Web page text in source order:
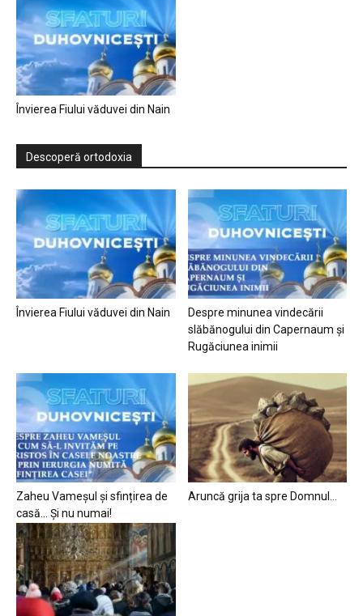
Învierea Fiului văduvei din Nain
Descoperă ortodoxia
Învierea Fiului văduvei din Nain
Despre minunea vindecării
slăbănogului din Capernaum și
Rugăciunea inimii
Zaheu Vameșul și sfințirea de
casă… Și nu numai!
Aruncă grija ta spre Domnul…